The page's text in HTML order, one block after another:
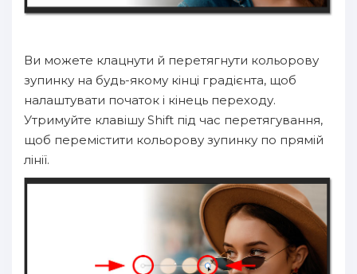
Ви можете клацнути й перетягнути кольорову
зупинку на будь-якому кінці градієнта, щоб
налаштувати початок і кінець переходу.
Утримуйте клавішу Shift під час перетягування,
щоб перемістити кольорову зупинку по прямій
лінії.